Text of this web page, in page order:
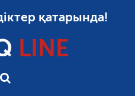
қатарында!
LINE